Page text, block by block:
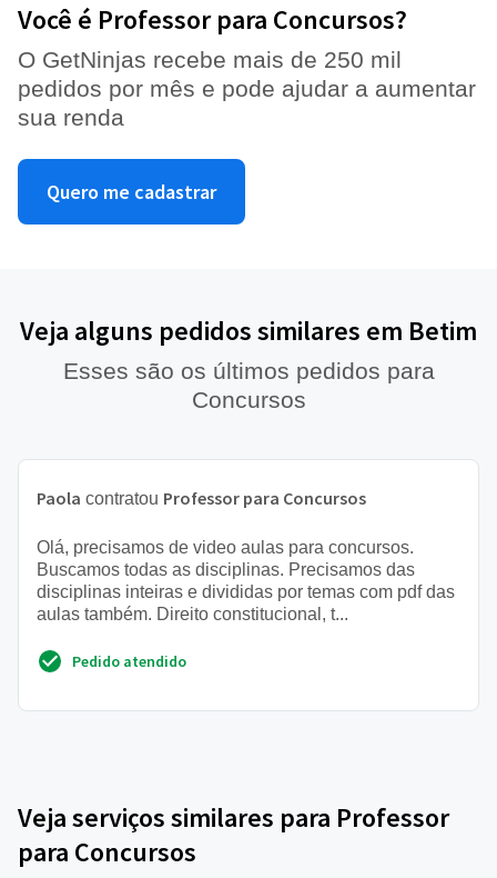
Você é Professor para Concursos?
O GetNinjas recebe mais de 250 mil
pedidos por mês e pode ajudar a aumentar
sua renda
Quero me cadastrar
Veja alguns pedidos similares em Betim
Esses são os últimos pedidos para
Concursos
Paola contratou Professor para Concursos
Olá, precisamos de video aulas para concursos.
Buscamos todas as disciplinas. Precisamos das
disciplinas inteiras e divididas por temas com pdf das
aulas também. Direito constitucional, t...
Pedido atendido
Veja serviços similares para Professor
para Concursos